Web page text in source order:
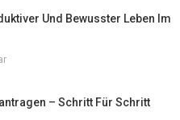
Und Bewusster Leben Im
– Schritt Für Schritt